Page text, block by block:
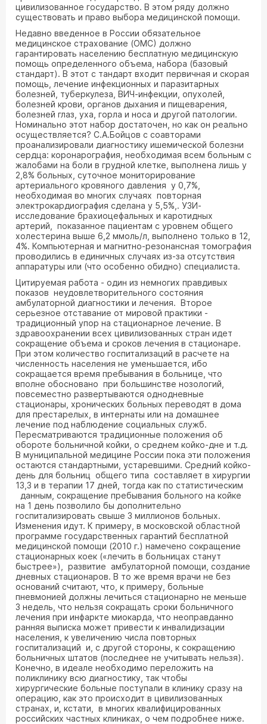
цивилизованное государство. В этом ряду должно
существовать и право выбора медицинской помощи.
Недавно введенное в России обязательное
медицинское страхование (ОМС) должно
гарантировать населению бесплатную медицинскую
помощь определенного объема, набора (базовый
стандарт). В этот с тандарт входит первичная и скорая
помощь, лечение инфекционных и паразитарных
болезней, туберкулеза, ВИЧ-инфекции, опухолей,
болезней крови, органов дыхания и пищеварения,
болезней глаз, уха, горла и носа и другой патологии.
Номинально этот набор достаточен, но как он реально
осуществляется? С.А.Бойцов с соавторами
проанализировали диагностику ишемической болезни
сердца: коронарография, необходимая всем больным с
жалобами на боли в грудной клетке, выполнена лишь у
2,8% больных, суточное мониторирование
артериального кровяного давления у 0,7%,
необходимая во многих случаях повторная
электрокардиография сделана у 5,5%,. УЗИ-
исследование брахиоцефальных и каротидных
артерий, показанное пациентам с уровнем общего
холестерина выше 6,2 ммоль/л, выполнено только в 12,
4%. Компьютерная и магнитно-резонансная томография
проводились в единичных случаях из-за отсутствия
аппаратуры или (что особенно обидно) специалиста.
Цитируемая работа - один из немногих правдивых
показов неудовлетворительного состояния
амбулаторной диагностики и лечения. Второе
серьезное отставание от мировой практики -
традиционный упор на стационарное лечение. В
здравоохранении всех цивилизованных стран идет
сокращение объема и сроков лечения в стационаре.
При этом количество госпитализаций в расчете на
численность населения не уменьшается, ибо
сокращается время пребывания в больнице, что
вполне обосновано при большинстве нозологий,
повсеместно развертываются однодневные
стационары, хронических больных переводят в дома
для престарелых, в интернаты или на домашнее
лечение под наблюдение социальных служб.
Пересматриваются традиционные положения об
обороте больничной койки, о среднем койко-дне и т.д.
В муниципальной медицине России пока эти положения
остаются стандартными, устаревшими. Средний койко-
день для больниц общего типа составляет в хирургии
13,3 и в терапии 17 дней, тогда как по статистическим
данным, сокращение пребывания больного на койке
на 1 день позволило бы дополнительно
госпитализировать свыше 3 миллионов больных.
Изменения идут. К примеру, в московской областной
программе государственных гарантий бесплатной
медицинской помощи (2010 г.) намечено сокращение
стационарных коек («лечить в больницах станут
быстрее»), развитие амбулаторной помощи, создание
дневных стационаров. В то же время врачи не без
оснований считают, что, к примеру, больные
пневмонией должны лечиться стационарно не меньше
3 недель, что нельзя сокращать сроки больничного
лечения при инфаркте миокарда, что неоправданно
ранняя выписка может привести к инвалидизации
населения, к увеличению числа повторных
госпитализаций и, с другой стороны, к сокращению
больничных штатов (последнее не учитывать нельзя).
Конечно, в идеале необходимо переложить на
поликлинику всю диагностику, так чтобы
хирургические больные поступали в клинику сразу на
операцию, как это происходит в цивилизованных
странах, и, кстати, в многих квалифицированных
российских частных клиниках, о чем подробнее ниже.